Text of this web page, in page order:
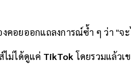
งคอยออกแถลงการณ์ซ้ำ ๆ ว่า "จ
ไม่ได้ดูแค่ TikTok โดยรวมแล้วเ